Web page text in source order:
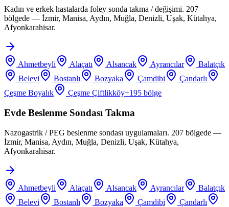
Kadın ve erkek hastalarda foley sonda takma / değişimi. 207
bölgede — İzmir, Manisa, Aydın, Muğla, Denizli, Uşak, Kütahya,
Afyonkarahisar.
Ahmetbeyli Alaçatı Alsancak Ayrancılar
Balatçık
Belevi
Bostanlı Bozyaka Çamdibi
Çandarlı
Çeşme Boyalık
Çeşme Çiftlikköy+195 bölge
Evde Beslenme Sondası Takma
Nazogastrik / PEG beslenme sondası uygulamaları. 207 bölgede —
İzmir, Manisa, Aydın, Muğla, Denizli, Uşak, Kütahya,
Afyonkarahisar.
Ahmetbeyli Alaçatı Alsancak Ayrancılar
Balatçık
Belevi
Bostanlı Bozyaka Çamdibi
Çandarlı